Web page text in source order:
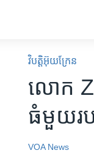
វិបត្តិអ៊ុយក្រែន
លោក
ធំ​មួយ​រ
VOA News